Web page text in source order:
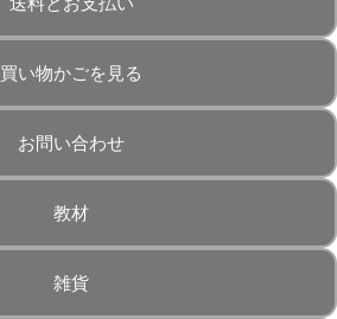
買い物かごを見る
お問い合わせ
教材
雑貨